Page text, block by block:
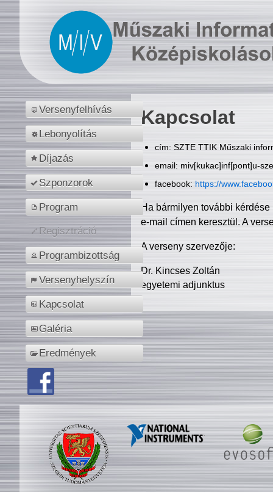
Versenyfelhívás
Lebonyolítás
Díjazás
Szponzorok
Program
Regisztráció
Programbizottság
Versenyhelyszín
Kapcsolat
Galéria
Eredmények
Kapcsolat
cím: SZTE TTIK Műszaki
email: miv[kukac]inf[pont]u-
facebook: https://
Ha bármilyen további
e-mail címen keresztül. A
A verseny szervezője:
Dr. Kincses Zoltán
egyetemi adjunktus